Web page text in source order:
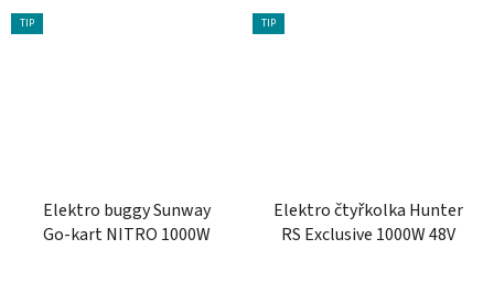
TIP
Elektro buggy Sunway
Go-kart NITRO 1000W
TIP
Elektro čtyřkolka Hunter
RS Exclusive 1000W 48V